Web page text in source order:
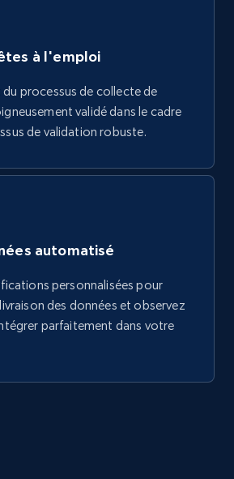
à l'emploi
processus de collecte de
validé dans le cadre
de validation robuste.
automatisé
personnalisées pour
des données et observez
parfaitement dans votre